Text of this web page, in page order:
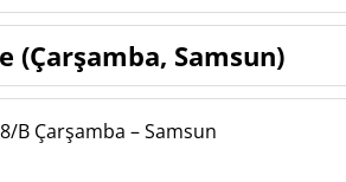
(Çarşamba, Samsun)
B Çarşamba – Samsun